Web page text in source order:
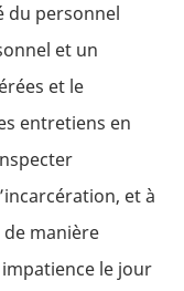
du personnel
et un
et le
entretiens en
et à
manière
impatience le jour